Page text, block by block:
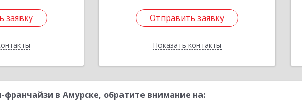
заявку
заявку Отправить заявку
Показать контакты
Отправить заявку
Назад
в Амурске, обратите внимание на: